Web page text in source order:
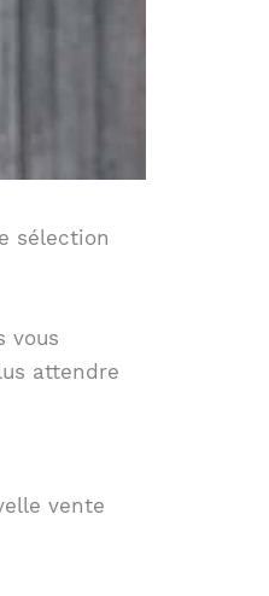
sélection
vous
attendre
vente